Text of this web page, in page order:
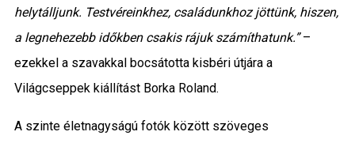
helytálljunk. Testvéreinkhez, családunkhoz jöttünk, hiszen,
a legnehezebb időkben csakis rájuk számíthatunk.”–
ezekkel a szavakkal bocsátotta kisbéri útjára a
Világcseppek kiállítást Borka Roland.
A szinte életnagyságú fotók között szöveges